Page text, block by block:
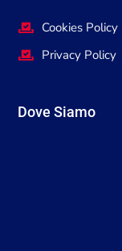
Cookies Policy
Privacy Policy
Dove Siamo